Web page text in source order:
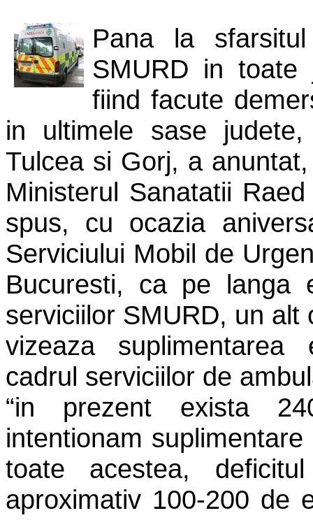
Pana la
SMURD in toate
fiind facute
in ultimele sase
Tulcea si Gorj, a
Ministerul Sanatatii
spus, cu ocazia
Serviciului Mobil de
Bucuresti, ca pe langa
serviciilor SMURD, un alt
vizeaza
cadrul serviciilor de
“in prezent exista
intentionam
toate acestea,
aproximativ 100-200 de